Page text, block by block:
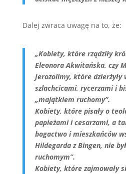
Dalej zwraca uwagę na to, że:
„Kobiety, które rządziły
Eleonora Akwitańska, czy
Jerozolimy, które dzierżyły
szlachcicami, rycerzami i
„majątkiem ruchomy”.
Kobiety, które pisały o
papieżami i cesarzami, a
bogactwo i mieszkańców
Hildegarda z Bingen, nie
ruchomym”.
Kobiety, które zajmowały